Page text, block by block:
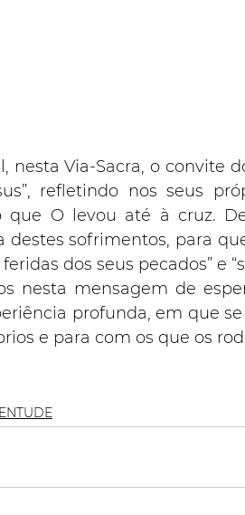
nesta Via-Sacra, o convite
refletindo nos seus
que O levou até à cruz.
destes sofrimentos, para
feridas dos seus pecados” e
nesta mensagem de
profunda, em que
e para com os que os